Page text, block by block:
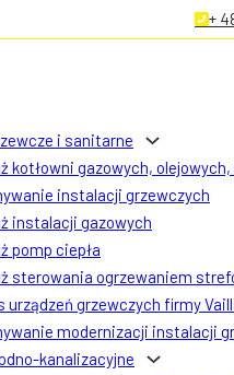
+
i sanitarne
kotłowni gazowych,
instalacji grzewczych
instalacji gazowych
pomp ciepła
sterowania ogrzewaniem
urządzeń grzewczych firmy
modernizacji instalacji
kanalizacyjne